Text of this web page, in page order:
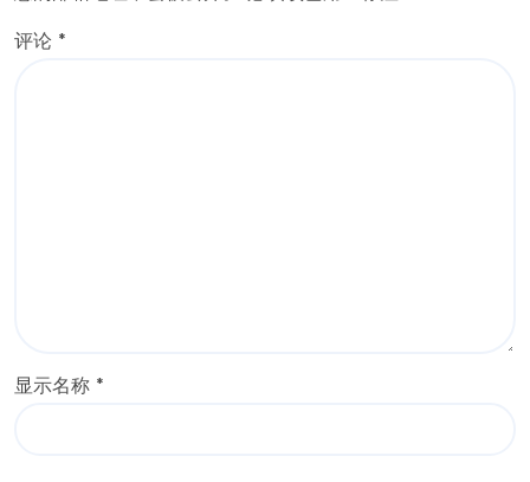
评论 *
显示名称 *